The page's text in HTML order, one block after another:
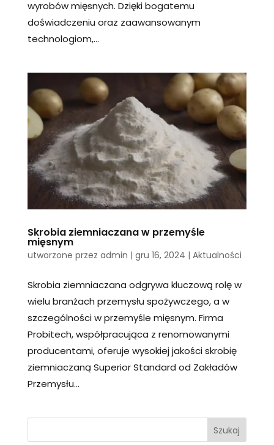
wyrobów mięsnych. Dzięki bogatemu
doświadczeniu oraz zaawansowanym
technologiom,...
Skrobia ziemniaczana w przemyśle
mięsnym
utworzone przez admin | gru 16, 2024 | Aktualności
Skrobia ziemniaczana odgrywa kluczową rolę w
wielu branżach przemysłu spożywczego, a w
szczególności w przemyśle mięsnym. Firma
Probitech, współpracująca z renomowanymi
producentami, oferuje wysokiej jakości skrobię
ziemniaczaną Superior Standard od Zakładów
Przemysłu...
Szukaj